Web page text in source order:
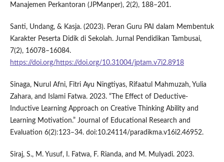
Manajemen Perkantoran (JPManper), 2(2), 188–201.
Santi, Undang, & Kasja. (2023). Peran Guru PAI dalam Membentuk
Karakter Peserta Didik di Sekolah. Jurnal Pendidikan Tambusai,
7(2), 16078–16084.
https://doi.org/https://doi.org/10.31004/jptam.v7i2.8918
Sinaga, Nurul Afni, Fitri Ayu Ningtiyas, Rifaatul Mahmuzah, Yulia
Zahara, and Islami Fatwa. 2023. “The Effect of Deductive-
Inductive Learning Approach on Creative Thinking Ability and
Learning Motivation.” Journal of Educational Research and
Evaluation 6(2):123–34. doi:10.24114/paradikma.v16i2.46952.
Siraj, S., M. Yusuf, I. Fatwa, F. Rianda, and M. Mulyadi. 2023.